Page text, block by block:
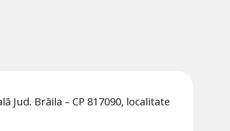
Jud. Brãila – CP 817090, localitate